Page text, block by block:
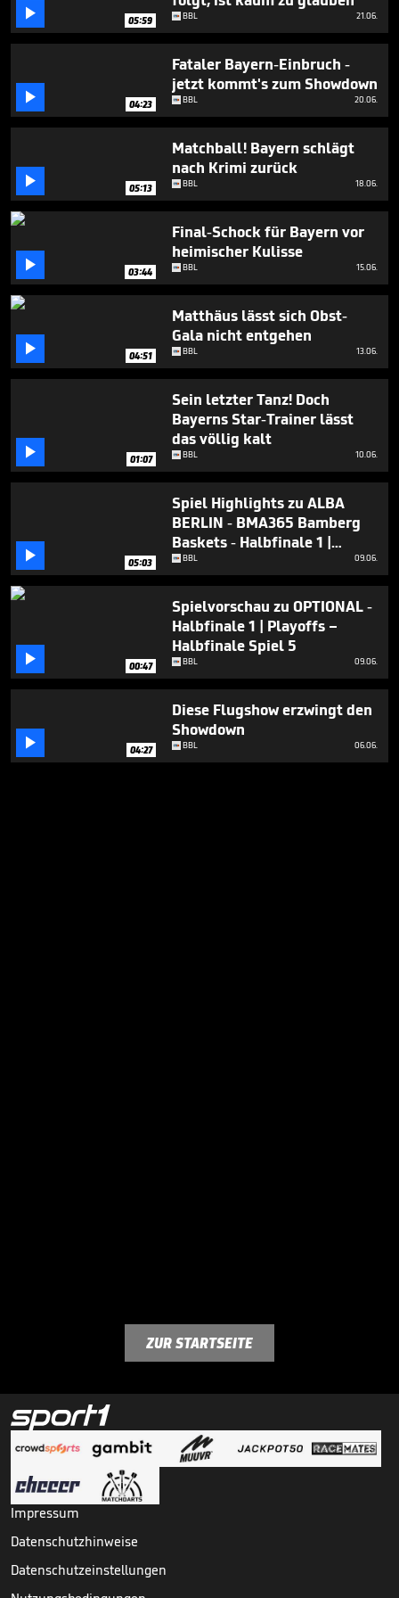
seconds
 05:59 BBL 21.06.
 04:23
Fataler Bayern-Einbruch -
jetzt kommt's zum Showdown
BBL 20.06.
 05:13
Matchball! Bayern schlägt
nach Krimi zurück
BBL 18.06.
 03:44
Final-Schock für Bayern vor
heimischer Kulisse
BBL 15.06.
 04:51
Matthäus lässt sich Obst-
Gala nicht entgehen
BBL 13.06.
 01:07
Sein letzter Tanz! Doch
Bayerns Star-Trainer lässt
das völlig kalt
BBL 10.06.
 05:03
Spiel Highlights zu ALBA
BERLIN - BMA365 Bamberg
Baskets - Halbfinale 1 |
Playoffs – Halbfinale Spiel 5
BBL 09.06.
 00:47
Spielvorschau zu OPTIONAL -
Halbfinale 1 | Playoffs –
Halbfinale Spiel 5
BBL 09.06.
 04:27
Diese Flugshow erzwingt den
Showdown
BBL 06.06.
ZUR STARTSEITE
Impressum
Datenschutzhinweise
Datenschutzeinstellungen